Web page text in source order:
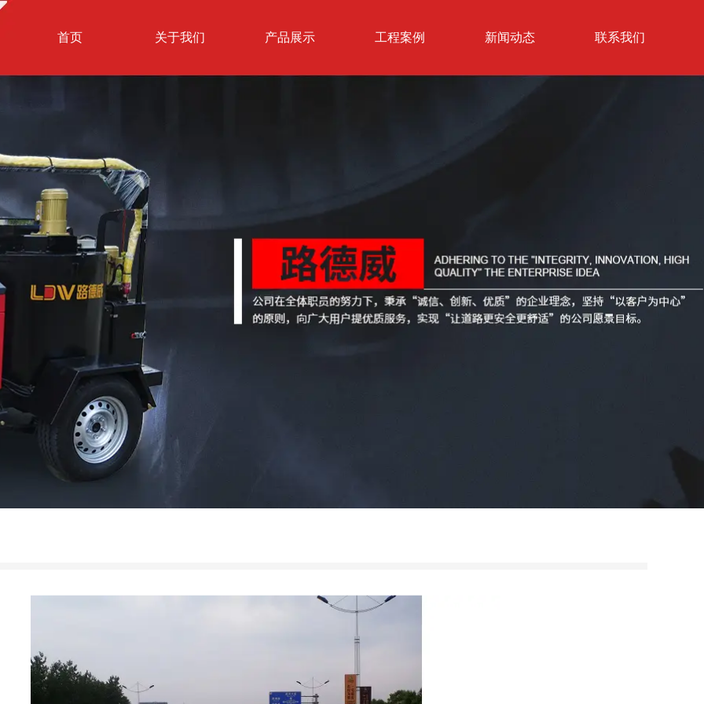
首页 关于我们 产品展示 工程案例 新闻动态 联系我们